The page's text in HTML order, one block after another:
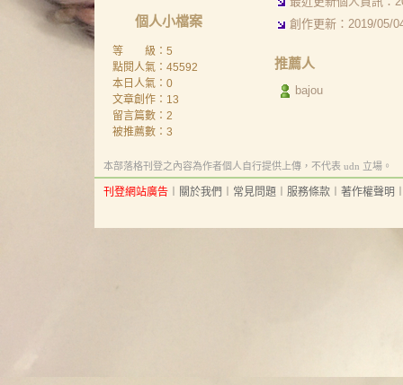
個人小檔案
等 級：5
點閱人氣：45592
本日人氣：0
文章創作：13
留言篇數：2
被推薦數： 3
創作更新：2019/05/
推薦人
bajou
本部落格刊登之內容為作者個人自行提供上傳，不代表 udn 立場。
刊登網站廣告 關於我們 常見問題 服務條款 著作權聲明